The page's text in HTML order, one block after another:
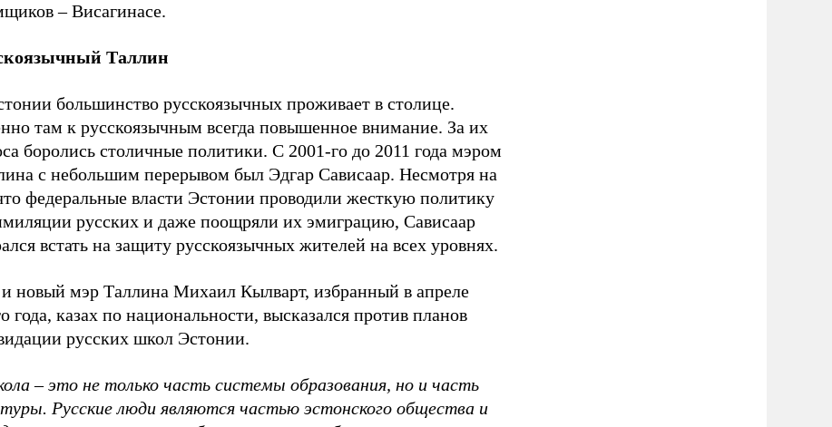
– Висагинасе.
Таллин
большинство русскоязычных проживает в столице.
там к русскоязычным всегда повышенное внимание. За их
боролись столичные политики. С 2001-го до 2011 года мэром
с небольшим перерывом был Эдгар Сависаар. Несмотря на
федеральные власти Эстонии проводили жесткую политику
русских и даже поощряли их эмиграцию, Сависаар
встать на защиту русскоязычных жителей на всех уровнях.
новый мэр Таллина Михаил Кылварт, избранный в апреле
года, казах по национальности, высказался против планов
русских школ Эстонии.
– это не только часть системы образования, но и часть
Русские люди являются частью эстонского общества и